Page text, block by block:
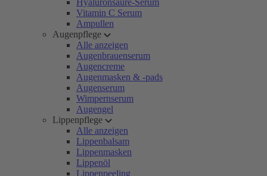
Hyaluronsäure-Serum
Vitamin C Serum
Ampullen
Augenpflege
Alle anzeigen
Augenbrauenserum
Augencreme
Augenmasken & -pads
Augenserum
Wimpernserum
Augengel
Lippenpflege
Alle anzeigen
Lippenbalsam
Lippenmasken
Lippenöl
Lippenpeeling